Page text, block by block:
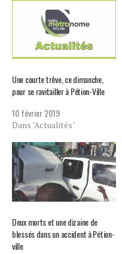
Une courte trêve, ce dimanche,
pour se ravitailler à Pétion-Ville
10 février 2019
Dans "Actualités"
Deux morts et une dizaine de
blessés dans un accident à Pétion-
ville